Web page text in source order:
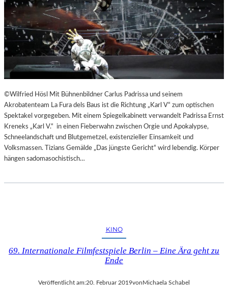
©Wilfried Hösl Mit Bühnenbildner Carlus Padrissa und seinem
Akrobatenteam La Fura dels Baus ist die Richtung „Karl V“ zum optischen
Spektakel vorgegeben. Mit einem Spiegelkabinett verwandelt Padrissa Ernst
Kreneks „Karl V.“ in einen Fieberwahn zwischen Orgie und Apokalypse,
Schneelandschaft und Blutgemetzel, existenzieller Einsamkeit und
Volksmassen. Tizians Gemälde „Das jüngste Gericht“ wird lebendig. Körper
hängen sadomasochistisch…
KINO
69. Internationale Filmfestspiele Berlin – Eine Ära geht zu
Ende
Veröffentlicht am:20. Februar 2019vonMichaela Schabel